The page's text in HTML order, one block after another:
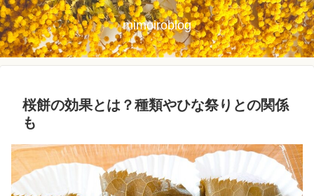
mimoiroblog
桜餅の効果とは？種類やひな祭りとの関係
も